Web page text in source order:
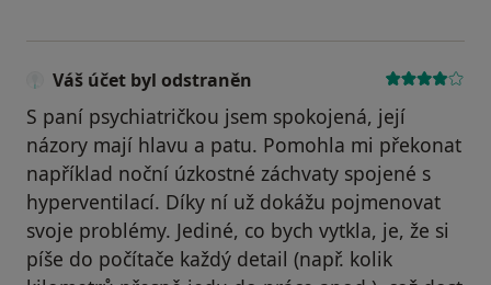
Váš účet byl odstraněn
S paní psychiatričkou jsem spokojená, její
názory mají hlavu a patu. Pomohla mi překonat
například noční úzkostné záchvaty spojené s
hyperventilací. Díky ní už dokážu pojmenovat
svoje problémy. Jediné, co bych vytkla, je, že si
píše do počítače každý detail (např. kolik